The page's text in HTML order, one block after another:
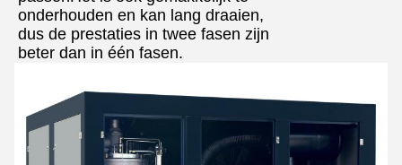
onderhouden en kan lang draaien,
dus de prestaties in twee fasen zijn
beter dan in één fasen.